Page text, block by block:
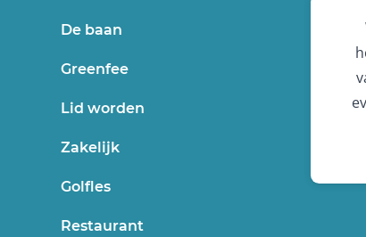
De baan
Greenfee
Lid worden
Zakelijk
Golfles
Restaurant